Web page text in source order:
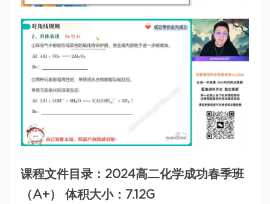
课程文件目录：2024高二化学成功春季班
（A+） 体积大小：7.12G